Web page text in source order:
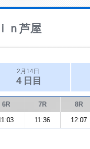
ｎ芦屋
2月14日
４日目
6R 7R 8R
11:36 12:07